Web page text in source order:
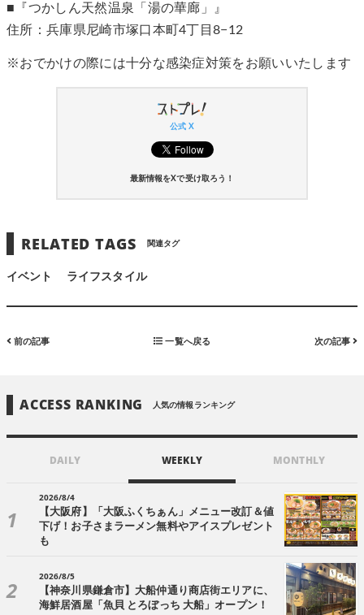
■『つかしん天然温泉「湯の華廊」』
住所：兵庫県尼崎市塚口本町4丁目8−12
※おでかけの際には十分な感染症対策をお願いいたします
公式 X
最新情報をXで受け取ろう！
RELATED TAGS 関連タグ
イベント ライフスタイル
前の記事 一覧へ戻る 次の記事
ACCESS RANKING 人気の情報ランキング
DAILY WEEKLY MONTHLY
2026/8/4
【大阪府】「大阪ふくちぁん」メニュー改訂＆値
下げ！お子さまラーメン無料やアイスプレゼント
も
2026/8/5
【神奈川県鎌倉市】大船仲通り商店街エリアに、
海鮮居酒屋「魚貝 とろぼっち 大船」オープン！